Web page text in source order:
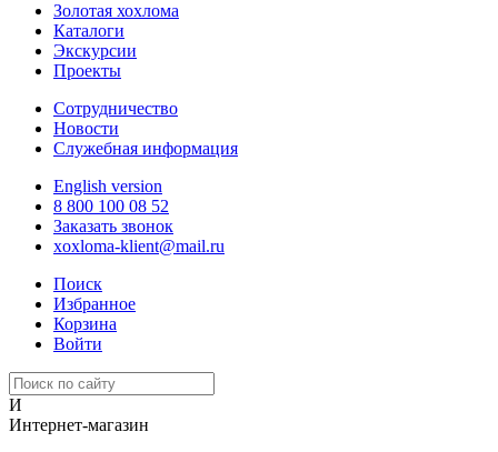
Золотая хохлома
Каталоги
Экскурсии
Проекты
Сотрудничество
Новости
Служебная информация
English version
8 800 100 08 52
Заказать звонок
xoxloma-klient@mail.ru
Поиск
Избранное
Корзина
Войти
И
Интернет-магазин